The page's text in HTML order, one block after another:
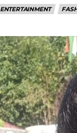
ENTERTAINMENT